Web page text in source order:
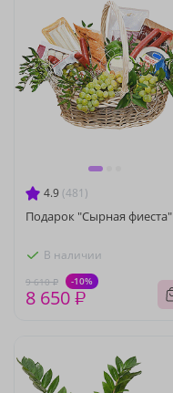
4.9 (481)
Подарок "Сырная фиеста"
В наличии
9 610 ₽ -10%
8 650 ₽